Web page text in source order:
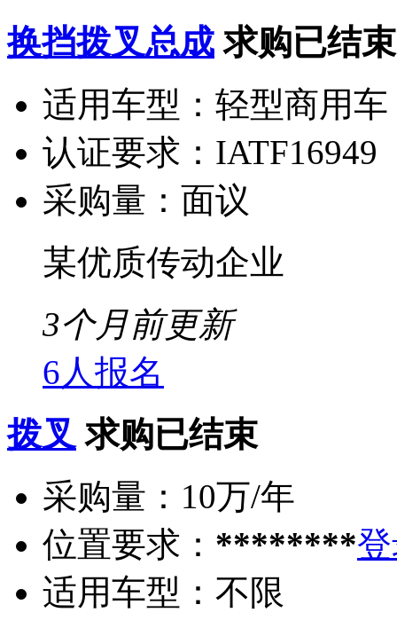
换挡拨叉总成 求购已结束
适用车型： 轻型商用车
认证要求： IATF16949
采购量： 面议
某优质传动企业
3个月前更新
6人报名
拨叉 求购已结束
采购量： 10万/年
位置要求： ********
适用车型： 不限